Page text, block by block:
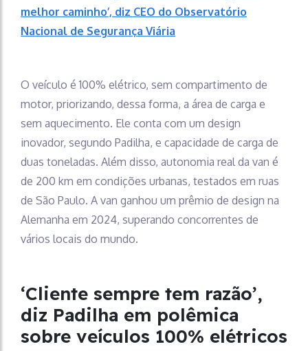
melhor caminho’, diz CEO do Observatório
Nacional de Segurança Viária
O veículo é 100% elétrico, sem compartimento de
motor, priorizando, dessa forma, a área de carga e
sem aquecimento. Ele conta com um design
inovador, segundo Padilha, e capacidade de carga de
duas toneladas. Além disso, autonomia real da van é
de 200 km em condições urbanas, testados em ruas
de São Paulo. A van ganhou um prêmio de design na
Alemanha em 2024, superando concorrentes de
vários locais do mundo.
‘Cliente sempre tem razão’,
diz Padilha em polêmica
sobre veículos 100% elétricos